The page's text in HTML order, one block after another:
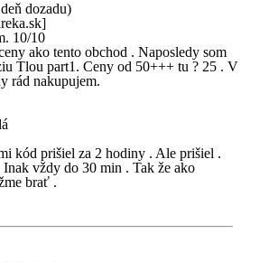
dozadu)
10/10
ako tento obchod . Naposledy som
Tlou part1. Ceny od 50+++ tu ? 25 . V
rád nakupujem.
kód prišiel za 2 hodiny . Ale prišiel .
Inak vždy do 30 min . Tak že ako
brať .